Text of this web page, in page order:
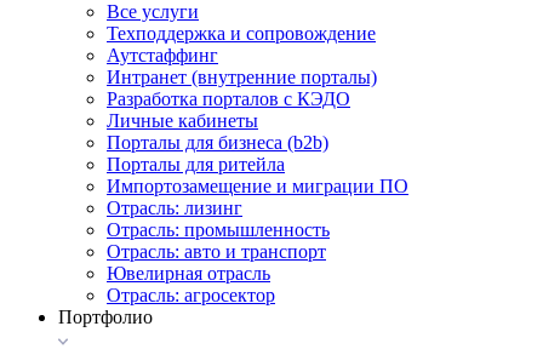
Все услуги
Техподдержка и сопровождение
Аутстаффинг
Интранет (внутренние порталы)
Разработка порталов с КЭДО
Личные кабинеты
Порталы для бизнеса (b2b)
Порталы для ритейла
Импортозамещение и миграции ПО
Отрасль: лизинг
Отрасль: промышленность
Отрасль: авто и транспорт
Ювелирная отрасль
Отрасль: агросектор
Портфолио